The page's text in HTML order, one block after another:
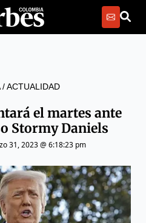
/ACTUALIDAD
el martes ante
Stormy Daniels
31, 2023 @ 6:18:23 pm